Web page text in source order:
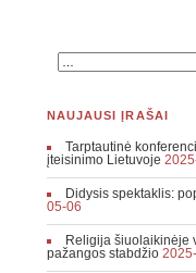
NAUJAUSI ĮRAŠAI
Tarptautinė
įteisinimo Lietuvoje
Didysis spektaklis:
05-06
Religija šiuolaikinėje
pažangos stabdžio